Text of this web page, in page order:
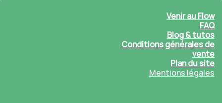
Venir au Flow
FAQ
Blog & tutos
Conditions générales de
vente
Plan du site
Mentions légales